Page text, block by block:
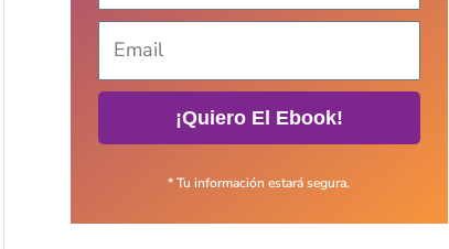
¡Quiero El Ebook!
* Tu información estará segura.